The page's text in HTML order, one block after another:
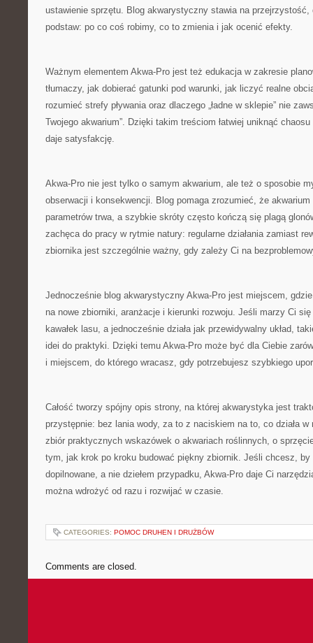
ustawienie sprzętu. Blog akwarystyczny stawia na przejrzystość,
podstaw: po co coś robimy, co to zmienia i jak ocenić efekty.
Ważnym elementem Akwa-Pro jest też edukacja w zakresie
tłumaczy, jak dobierać gatunki pod warunki, jak liczyć realne
rozumieć strefy pływania oraz dlaczego „ładne w sklepie” nie
Twojego akwarium”. Dzięki takim treściom łatwiej uniknąć
daje satysfakcję.
Akwa-Pro nie jest tylko o samym akwarium, ale też o sposobie
obserwacji i konsekwencji. Blog pomaga zrozumieć, że
parametrów trwa, a szybkie skróty często kończą się plagą
zachęca do pracy w rytmie natury: regularne działania zamiast
zbiornika jest szczególnie ważny, gdy zależy Ci na
Jednocześnie blog akwarystyczny Akwa-Pro jest miejscem,
na nowe zbiorniki, aranżacje i kierunki rozwoju. Jeśli marzy Ci
kawałek lasu, a jednocześnie działa jak przewidywalny układ,
idei do praktyki. Dzięki temu Akwa-Pro może być dla Ciebie
i miejscem, do którego wracasz, gdy potrzebujesz szybkiego
Całość tworzy spójny opis strony, na której akwarystyka jest
przystępnie: bez lania wody, za to z naciskiem na to, co działa
zbiór praktycznych wskazówek o akwariach roślinnych, o
tym, jak krok po kroku budować piękny zbiornik. Jeśli chcesz, by
dopilnowane, a nie dziełem przypadku, Akwa-Pro daje Ci
można wdrożyć od razu i rozwijać w czasie.
CATEGORIES: POMOC DRUHEN I DRUŻBÓW
Comments are closed.